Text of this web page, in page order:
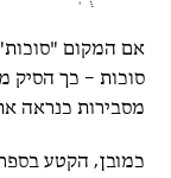
אם המקום
סוכות – כך הסיק
מסבירות כנראה
כמובן, הקטע